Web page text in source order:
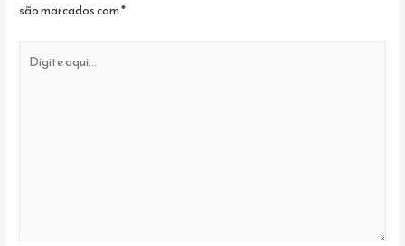
são marcados com*
aqui...